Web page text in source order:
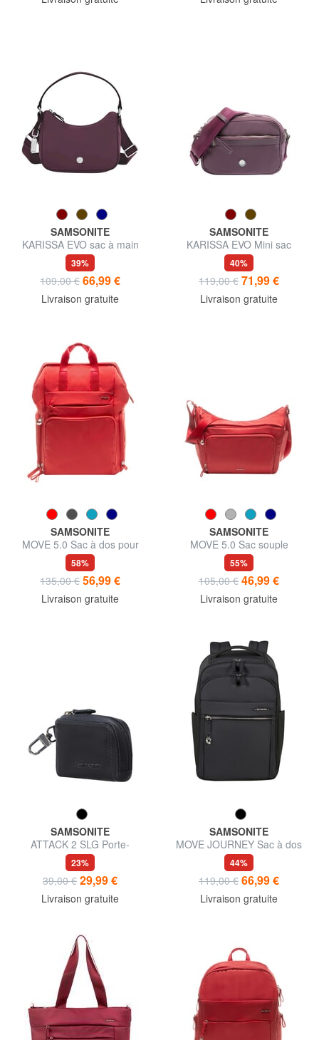
SAMSONITE
KARISSA EVO sac à main
extensible
39%
109,00 € 66,99 €
Livraison gratuite
SAMSONITE
KARISSA EVO Mini sac
bandoulière
40%
119,00 € 71,99 €
Livraison gratuite
SAMSONITE
MOVE 5.0 Sac à dos pour
ordinateur portable 14,1"
58%
135,00 € 56,99 €
Livraison gratuite
SAMSONITE
MOVE 5.0 Sac souple
55%
105,00 € 46,99 €
Livraison gratuite
SAMSONITE
ATTACK 2 SLG Porte-
monnaie à crochet
23%
39,00 € 29,99 €
Livraison gratuite
SAMSONITE
MOVE JOURNEY Sac à dos
XS, sous-siège
44%
119,00 € 66,99 €
Livraison gratuite